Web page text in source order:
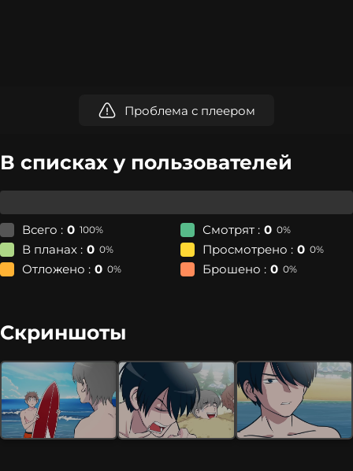
Проблема с плеером
В списках у пользователей
Всего : 0 100% Смотрят : 0 0%
В планах : 0 0% Просмотрено : 0 0%
Отложено : 0 0% Брошено : 0 0%
Скриншоты